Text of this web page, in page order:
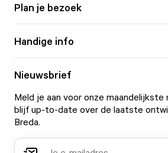
Plan je bezoek
Handige info
Nieuwsbrief
Meld je aan voor onze maandelijkste
blijf up-to-date over de laatste
Breda.